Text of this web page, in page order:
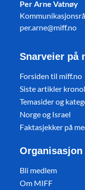
Per Arne Vatnøy
per.arne@miff.no
Snarveier på
Forsiden til miff.no
Siste artikler
Temasider og
Norge og Israel
Faktasjekker på
Organisasjon
Bli medlem
Om MIFF